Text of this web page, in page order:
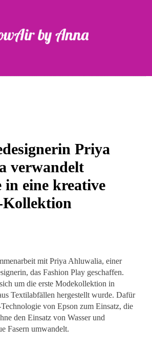
Priya
verwandelt
in eine kreative
mit Priya Ahluwalia, einer
das Fashion Play geschaffen.
um die erste Modekollektion in
Textilabfällen hergestellt wurde. Dafür
von Epson zum Einsatz, die
den Einsatz von Wasser und
Fasern umwandelt.